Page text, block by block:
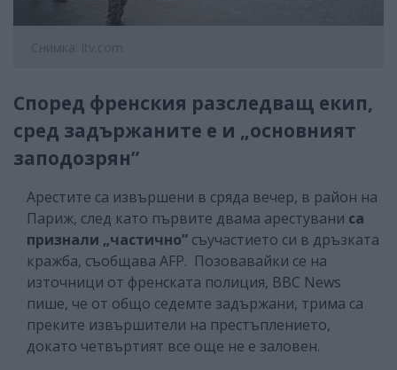
Снимка: itv.com
Според френския разследващ екип,
сред задържаните е и „основният
заподозрян”
Арестите са извършени в сряда вечер, в район на
Париж, след като първите двама арестувани са
признали „частично” съучастието си в дръзката
кражба, съобщава AFP. Позовавайки се на
източници от френската полиция, BBC News
пише, че от общо седемте задържани, трима са
преките извършители на престъплението,
докато четвъртият все още не е заловен.